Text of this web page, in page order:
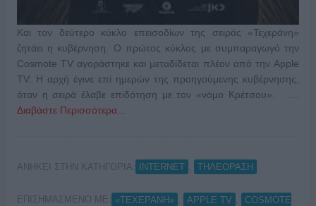
Και τον δεύτερο κύκλο επεισοδίων της σειράς «Τεχεράνη»
ζητάει η κυβέρνηση. Ο πρώτος κύκλος με συμπαραγωγό την
Cosmote TV αγοράστηκε και μεταδίδεται πλέον από την Apple
TV. Η αρχή έγινε επί ημερών της προηγούμενης κυβέρνησης,
όταν η σειρά έλαβε επιδότηση με τον «νόμο Κρέτσου». …
Διαβάστε Περισσότερα...
ΑΝΗΚΕΙ ΣΤΗΝ ΚΑΤΗΓΟΡΙΑ: INTERNET ΤΗΛΕΟΡΑΣΗ
ΕΠΙΣΗΜΑΣΜΕΝΟ ΜΕ: «ΤΕΧΕΡΑΝΗ» APPLE TV
COSMOTE